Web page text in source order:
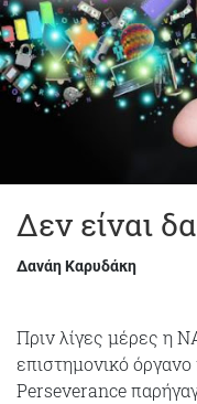
Δεν είναι
Δανάη Καρυδάκη
Πριν λίγες μέρες η
επιστημονικό
Perseverance